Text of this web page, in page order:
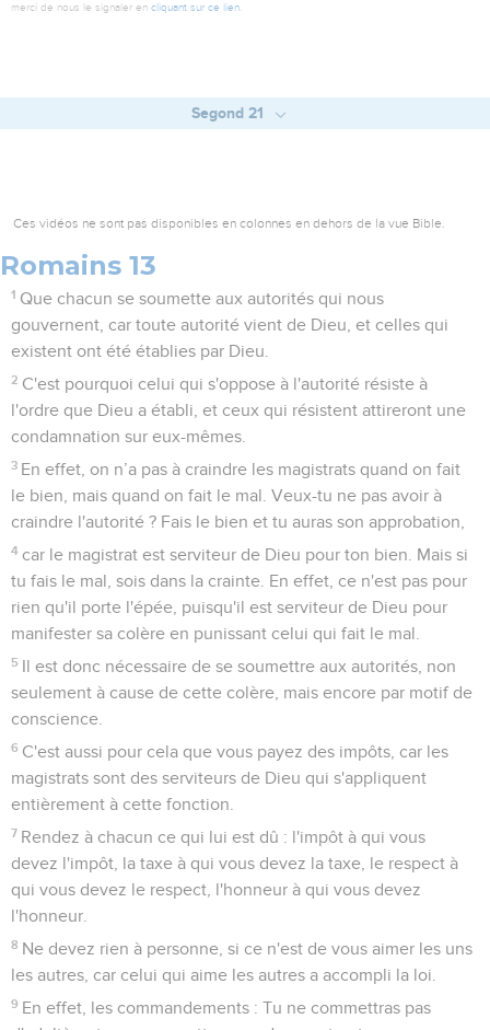
merci de nous le signaler en cliquant sur ce lien
Segond 21
Ces vidéos ne sont pas disponibles en colonnes en dehors de la vue Bible.
Romains 13
1 Que chacun se soumette aux autorités qui nous
gouvernent, car toute autorité vient de Dieu, et celles qui
existent ont été établies par Dieu.
2 C'est pourquoi celui qui s'oppose à l'autorité résiste à
l'ordre que Dieu a établi, et ceux qui résistent attireront une
condamnation sur eux-mêmes.
3 En effet, on n’a pas à craindre les magistrats quand on fait
le bien, mais quand on fait le mal. Veux-tu ne pas avoir à
craindre l'autorité ? Fais le bien et tu auras son approbation,
4 car le magistrat est serviteur de Dieu pour ton bien. Mais si
tu fais le mal, sois dans la crainte. En effet, ce n'est pas pour
rien qu'il porte l'épée, puisqu'il est serviteur de Dieu pour
manifester sa colère en punissant celui qui fait le mal.
5 Il est donc nécessaire de se soumettre aux autorités, non
seulement à cause de cette colère, mais encore par motif de
conscience.
6 C'est aussi pour cela que vous payez des impôts, car les
magistrats sont des serviteurs de Dieu qui s'appliquent
entièrement à cette fonction.
7 Rendez à chacun ce qui lui est dû : l'impôt à qui vous
devez l'impôt, la taxe à qui vous devez la taxe, le respect à
qui vous devez le respect, l'honneur à qui vous devez
l'honneur.
8 Ne devez rien à personne, si ce n'est de vous aimer les uns
les autres, car celui qui aime les autres a accompli la loi.
9 En effet, les commandements : Tu ne commettras pas